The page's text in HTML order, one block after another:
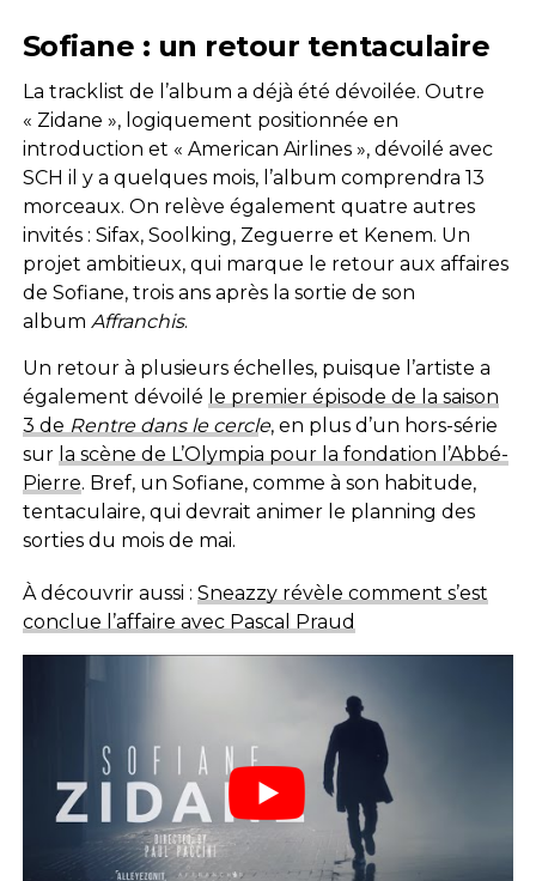
Sofiane : un retour tentaculaire
La tracklist de l’album a déjà été dévoilée. Outre
« Zidane », logiquement positionnée en
introduction et « American Airlines », dévoilé avec
SCH il y a quelques mois, l’album comprendra 13
morceaux. On relève également quatre autres
invités : Sifax, Soolking, Zeguerre et Kenem. Un
projet ambitieux, qui marque le retour aux affaires
de Sofiane, trois ans après la sortie de son
album Affranchis.
Un retour à plusieurs échelles, puisque l’artiste a
également dévoilé le premier épisode de la saison
3 de Rentre dans le cercle, en plus d’un hors-série
sur la scène de L’Olympia pour la fondation l’Abbé-
Pierre. Bref, un Sofiane, comme à son habitude,
tentaculaire, qui devrait animer le planning des
sorties du mois de mai.
À découvrir aussi : Sneazzy révèle comment s’est
conclue l’affaire avec Pascal Praud